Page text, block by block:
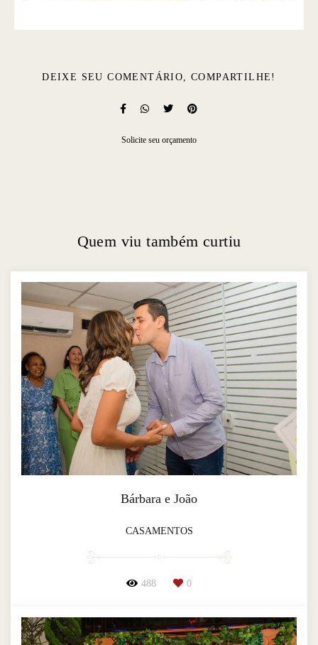
DEIXE SEU COMENTÁRIO, COMPARTILHE!
Solicite seu orçamento
Quem viu também curtiu
Bárbara e João
CASAMENTOS
488 0